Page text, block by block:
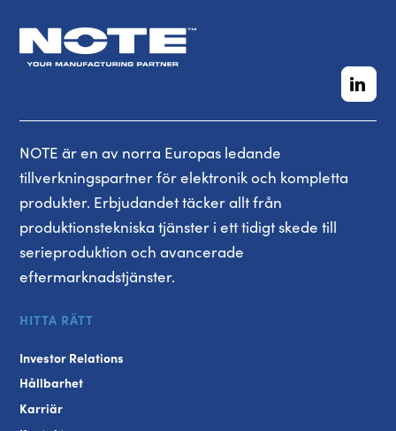
NOTE är en av norra Europas ledande
tillverkningspartner för elektronik och kompletta
produkter. Erbjudandet täcker allt från
produktionstekniska tjänster i ett tidigt skede till
serieproduktion och avancerade
eftermarknadstjänster.
HITTA RÄTT
Investor Relations
Hållbarhet
Karriär